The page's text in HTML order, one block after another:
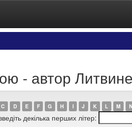
- автор
C D E F G H I J K L M N
декілька перших літер: